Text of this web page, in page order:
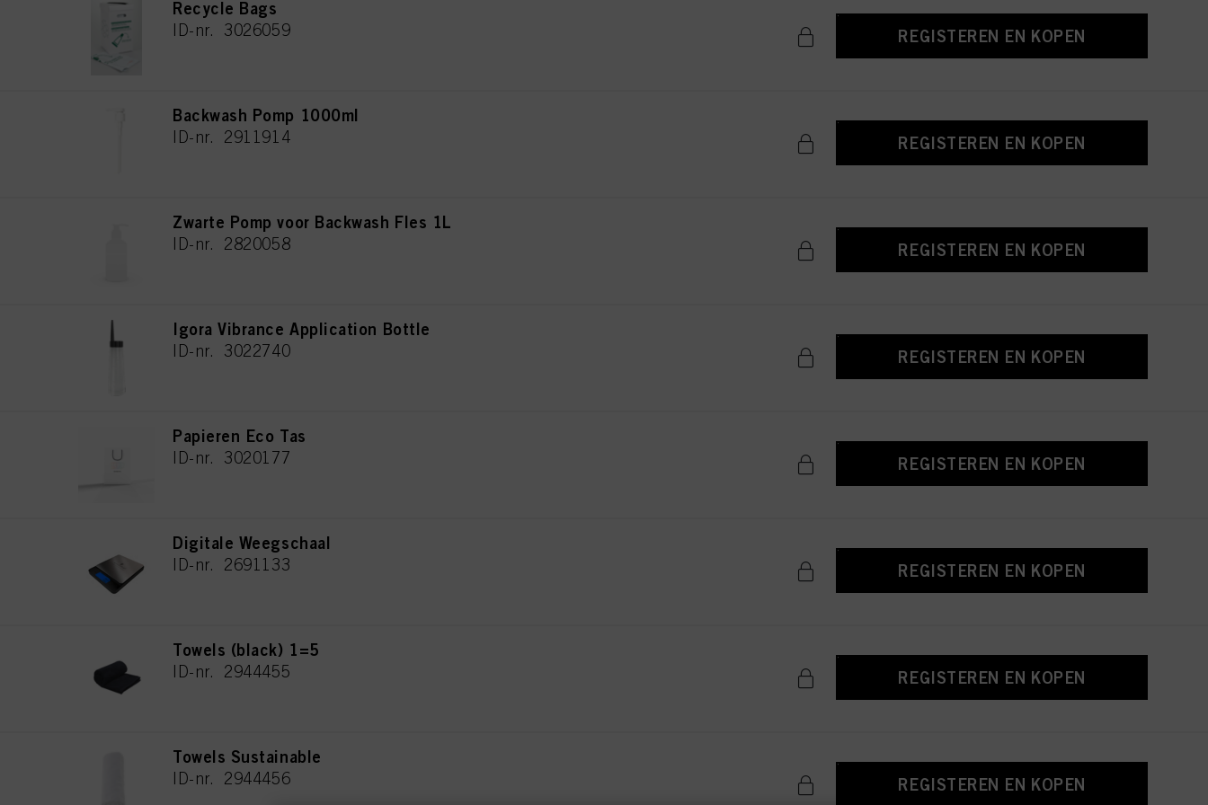
Recycle Bags
ID-nr. 3026059 REGISTEREN EN KOPEN
Backwash Pomp 1000ml
ID-nr. 2911914 REGISTEREN EN KOPEN
Zwarte Pomp voor Backwash Fles 1L
ID-nr. 2820058 REGISTEREN EN KOPEN
Igora Vibrance Application Bottle
ID-nr. 3022740 REGISTEREN EN KOPEN
Papieren Eco Tas
ID-nr. 3020177 REGISTEREN EN KOPEN
Digitale Weegschaal
ID-nr. 2691133 REGISTEREN EN KOPEN
Towels (black) 1=5
ID-nr. 2944455 REGISTEREN EN KOPEN
Towels Sustainable
ID-nr. 2944456 REGISTEREN EN KOPEN